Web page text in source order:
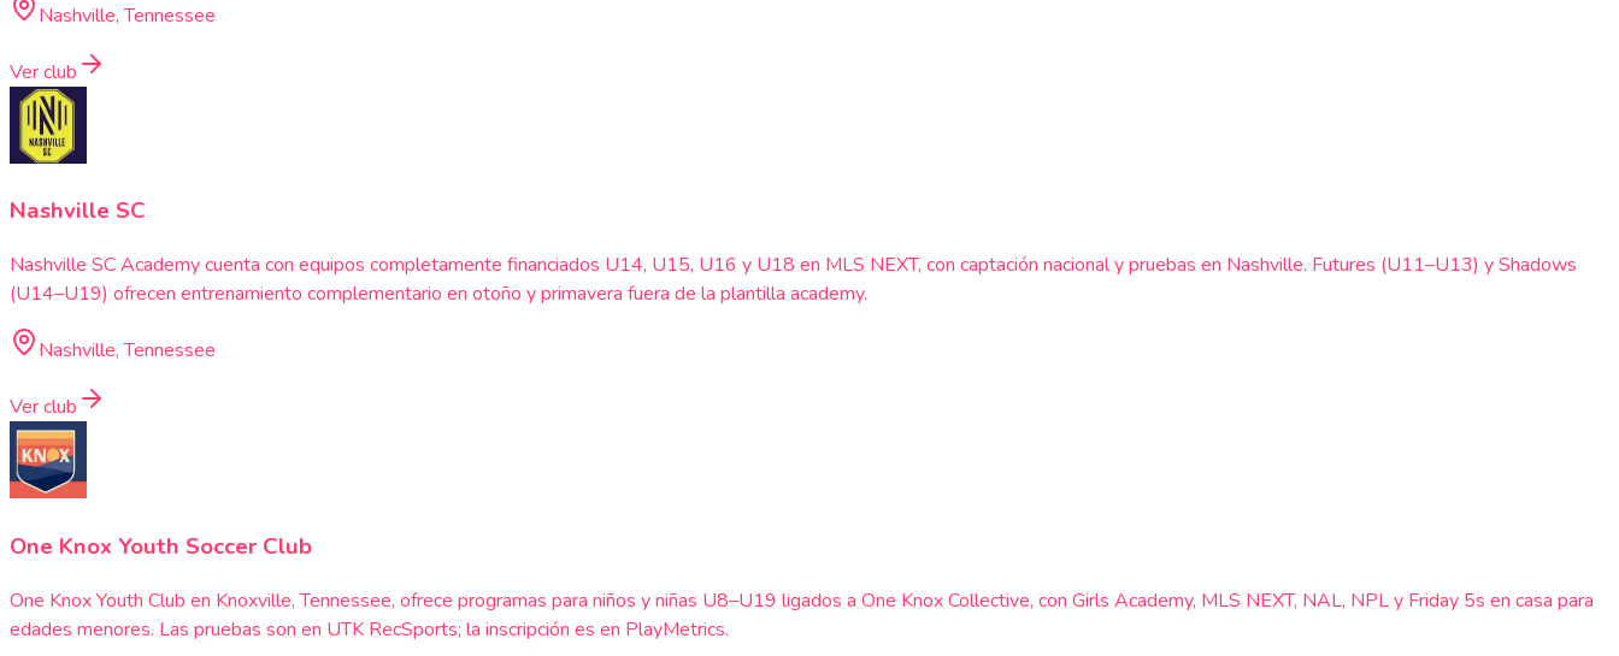
Nashville, Tennessee
Ver club
Nashville SC
Nashville SC Academy cuenta con equipos completamente financiados U14, U15, U16 y U18 en MLS NEXT, con captación nacional y pruebas en Nashville. Futures (U11–U13) y Shadows
(U14–U19) ofrecen entrenamiento complementario en otoño y primavera fuera de la plantilla academy.
Nashville, Tennessee
Ver club
One Knox Youth Soccer Club
One Knox Youth Club en Knoxville, Tennessee, ofrece programas para niños y niñas U8–U19 ligados a One Knox Collective, con Girls Academy, MLS NEXT, NAL, NPL y Friday 5s en casa para
edades menores. Las pruebas son en UTK RecSports; la inscripción es en PlayMetrics.